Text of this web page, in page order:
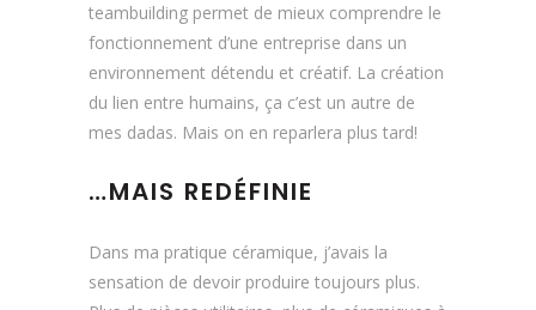
teambuilding permet de mieux comprendre le
fonctionnement d’une entreprise dans un
environnement détendu et créatif. La création
du lien entre humains, ça c’est un autre de
mes dadas. Mais on en reparlera plus tard!
…MAIS REDÉFINIE
Dans ma pratique céramique, j’avais la
sensation de devoir produire toujours plus.